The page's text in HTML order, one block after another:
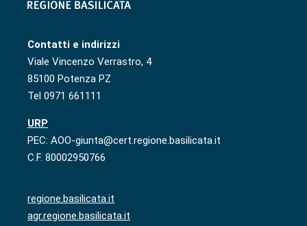
Contatti e indirizzi
Viale Vincenzo Verrastro, 4
85100 Potenza PZ
Tel 0971 661111
URP
PEC: AOO-giunta@cert.regione.basilicata.it
C.F. 80002950766
regione.basilicata.it
agr.regione.basilicata.it